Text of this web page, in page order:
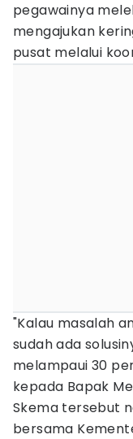
pegawainya
mengajukan
pusat melalui
"Kalau masalah
sudah ada
melampaui 30
kepada Bapak
Skema tersebut
bersama